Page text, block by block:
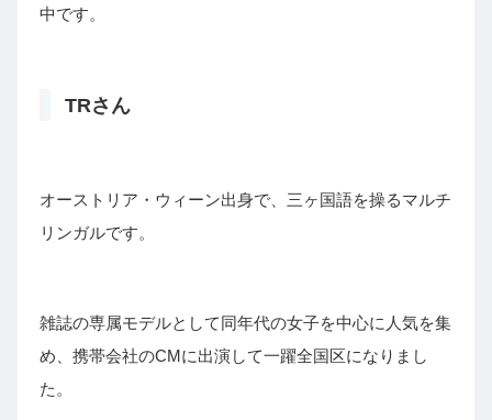
中です。
TRさん
オーストリア・ウィーン出身で、三ヶ国語を操るマルチ
リンガルです。
雑誌の専属モデルとして同年代の女子を中心に人気を集
め、携帯会社のCMに出演して一躍全国区になりまし
た。